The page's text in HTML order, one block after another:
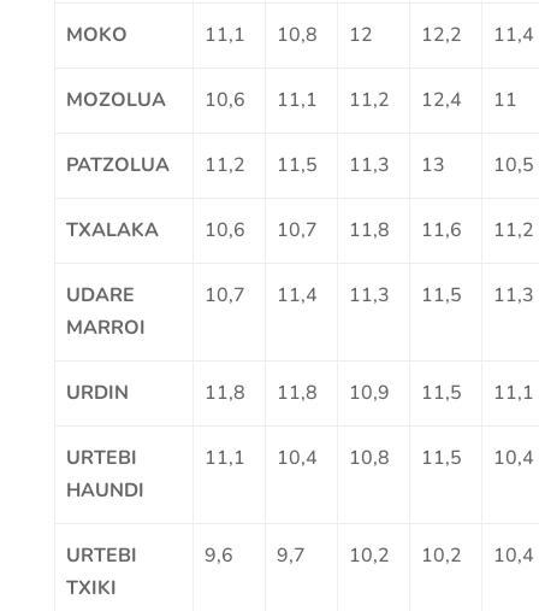
MOKO 11,1 10,8 12 12,2 11,4
MOZOLUA 10,6 11,1 11,2 12,4 11
PATZOLUA 11,2 11,5 11,3 13 10,5
TXALAKA 10,6 10,7 11,8 11,6 11,2
UDARE
MARROI
10,7 11,4 11,3 11,5 11,3
URDIN 11,8 11,8 10,9 11,5 11,1
URTEBI
HAUNDI
11,1 10,4 10,8 11,5 10,4
URTEBI
TXIKI
9,6 9,7 10,2 10,2 10,4